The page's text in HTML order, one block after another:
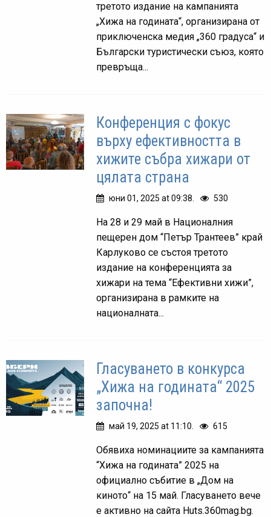
третото издание на кампанията
„Хижа на годината“, организирана от
приключенска медия „360 градуса“ и
Български туристически съюз, която
превръща...
Конференция с фокус
върху ефективността в
хижите събра хижари от
цялата страна
юни 01, 2025 at 09:38. 530
На 28 и 29 май в Националния
пещерен дом “Петър Трантеев” край
Карлуково се състоя третото
издание на конференцията за
хижари на тема “Ефективни хижи”,
организирана в рамките на
националната...
Гласуването в конкурса
„Хижа на годината“ 2025
започна!
май 19, 2025 at 11:10. 615
Обявиха номинациите за кампанията
“Хижа на годината” 2025 на
официално събитие в „Дом на
киното“ на 15 май. Гласуването вече
е активно на сайта Huts.360mag.bg.